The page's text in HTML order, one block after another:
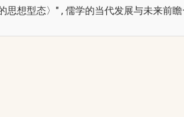
思想型态〉" , 儒学的当代发展与未来前